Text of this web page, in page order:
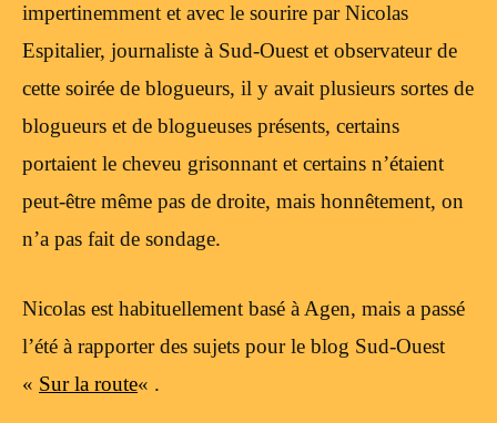
impertinemment et avec le sourire par Nicolas
Espitalier, journaliste à Sud-Ouest et observateur de
cette soirée de blogueurs, il y avait plusieurs sortes de
blogueurs et de blogueuses présents, certains
portaient le cheveu grisonnant et certains n’étaient
peut-être même pas de droite, mais honnêtement, on
n’a pas fait de sondage.
Nicolas est habituellement basé à Agen, mais a passé
l’été à rapporter des sujets pour le blog Sud-Ouest
« Sur la route« .